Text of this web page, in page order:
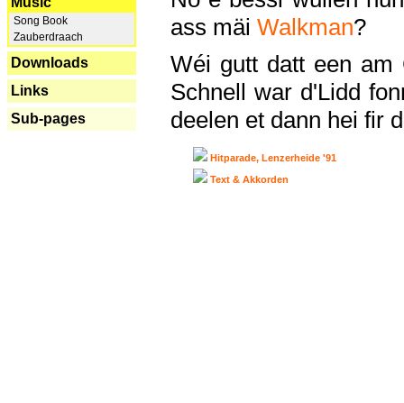
Song Book
Zauberdraach
Downloads
Links
Sub-pages
ass mäi Walkman?
Wéi gutt datt een am
Schnell war d'Lidd
deelen et dann hei fir
Hitparade, Lenzerheide '91
Text & Akkorden